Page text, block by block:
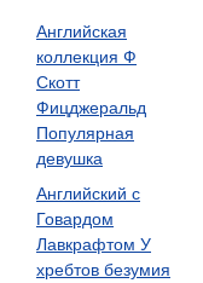
Английская
коллекция Ф
Скотт
Фицджеральд
Популярная
девушка
Английский с
Говардом
Лавкрафтом У
хребтов безумия